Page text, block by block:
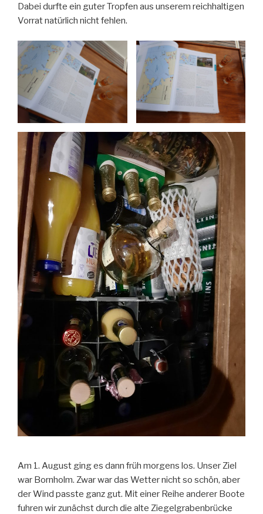
Dabei durfte ein guter Tropfen aus unserem reichhaltigen
Vorrat natürlich nicht fehlen.
Am 1. August ging es dann früh morgens los. Unser Ziel
war Bornholm. Zwar war das Wetter nicht so schön, aber
der Wind passte ganz gut. Mit einer Reihe anderer Boote
fuhren wir zunächst durch die alte Ziegelgrabenbrücke